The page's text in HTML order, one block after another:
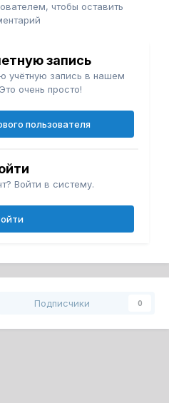
чтобы оставить
запись
учётную запись в нашем
очень просто!
пользователя
Войти в систему.
Подписчики 0